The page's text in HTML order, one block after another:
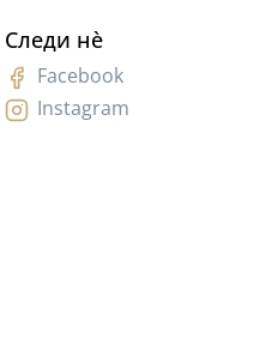
Следи нè
Facebook
Instagram